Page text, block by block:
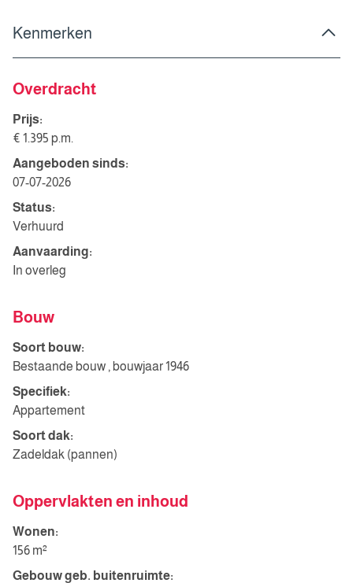
Kenmerken
Overdracht
Prijs:
€ 1.395 p.m.
Aangeboden sinds:
07-07-2026
Status:
Verhuurd
Aanvaarding:
In overleg
Bouw
Soort bouw:
Bestaande bouw , bouwjaar 1946
Specifiek:
Appartement
Soort dak:
Zadeldak (pannen)
Oppervlakten en inhoud
Wonen:
156 m²
Gebouw geb. buitenruimte: